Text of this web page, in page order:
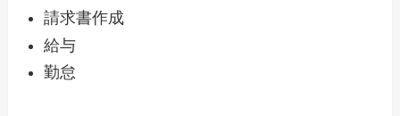
請求書作成
給与
勤怠